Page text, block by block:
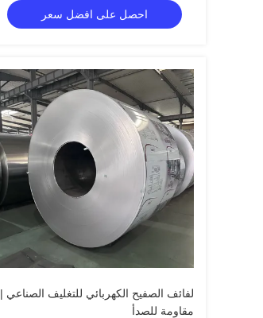
احصل على افضل سعر
لفائف الصفيح الكهربائي للتغليف الصناعي |
مقاومة للصدأ